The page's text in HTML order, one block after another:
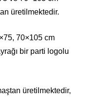
üretilmektedir.
70×105 cm
bir parti logolu
üretilmektedir,